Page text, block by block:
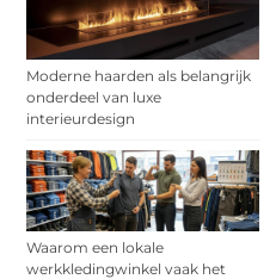
Moderne haarden als belangrijk
onderdeel van luxe
interieurdesign
Waarom een lokale
werkkledingwinkel vaak het